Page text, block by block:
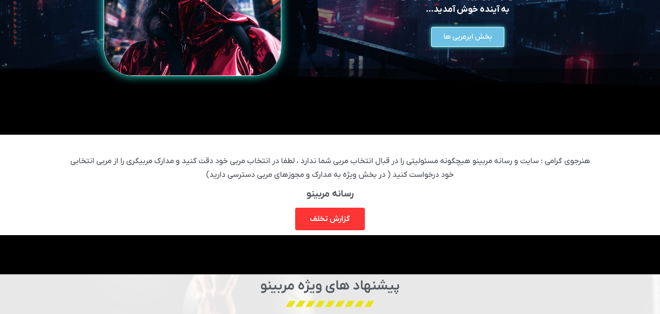
به آینده خوش آمدید…
بخش ابرمربی ها
هنرجوی گرامی : سایت و رسانه مربینو هیچگونه مسئولیتی را در قبال انتخاب مربی شما ندارد ، لطفا در انتخاب مربی خود دقت کنید و مدارک مربیگری را از مربی انتخابی
خود درخواست کنید ( در بخش ویژه به مدارک و مجوزهای مربی دسترسی دارید)
رسانه مربینو
گزارش تخلف
پیشنهاد های ویژه مربینو